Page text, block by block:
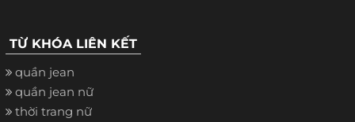
TỪ KHÓA LIÊN KẾT
quần jean
quần jean nữ
thời trang nữ